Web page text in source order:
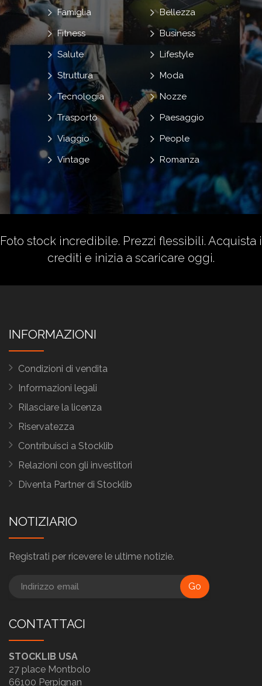
Bellezza
Business
Famiglia
Fitness
Lifestyle
Moda
Nozze
Paesaggio
People
Romanza
Salute
Struttura
Tecnologia
Trasporto
Viaggio
Vintage
Foto stock incredibile. Prezzi flessibili. Acquista i
crediti e inizia a scaricare oggi.
INFORMAZIONI
Condizioni di vendita
Informazioni legali
Rilasciare la licenza
Riservatezza
Contribuisci a Stocklib
Relazioni con gli investitori
Diventa Partner di Stocklib
NOTIZIARIO
Registrati per ricevere le ultime notizie.
Go
CONTATTACI
STOCKLIB USA
27 place Montbolo
66100 Perpignan